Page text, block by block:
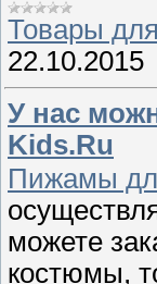
Товары
22.10.2015
У нас
Kids.Ru
Пижамы
можете
костюмы,